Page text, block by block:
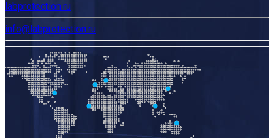
labprotection.ru
info@labprotection.ru